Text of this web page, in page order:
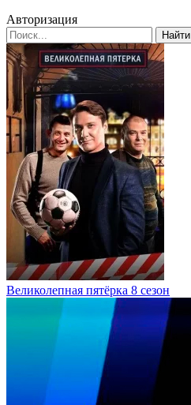
Авторизация
Найти
Великолепная пятёрка 8 сезон